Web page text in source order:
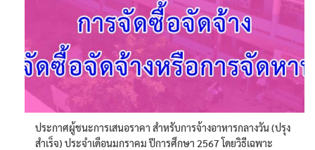
ประกาศผู้ชนะการเสนอราคา สำหรับการจ้างอาหารกลางวัน (ปรุง
สำเร็จ) ประจำเดือนมกราคม ปีการศึกษา 2567 โดยวิธีเฉพาะ